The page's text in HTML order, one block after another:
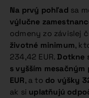
Na prvý pohľad sa
výlučne
odmeny zo závislej
životné minimum,
234,42 EUR. Dotkne
s vyšším mesačným
EUR, a to do výšky
ak si uplatňujú